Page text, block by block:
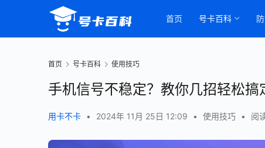
首页 号卡百科
首页 号卡百科 使用技巧
手机信号不稳定？教你几招轻松搞
用卡不卡 • 2024年 11月 25日 12:09 • 使用技巧 • 阅